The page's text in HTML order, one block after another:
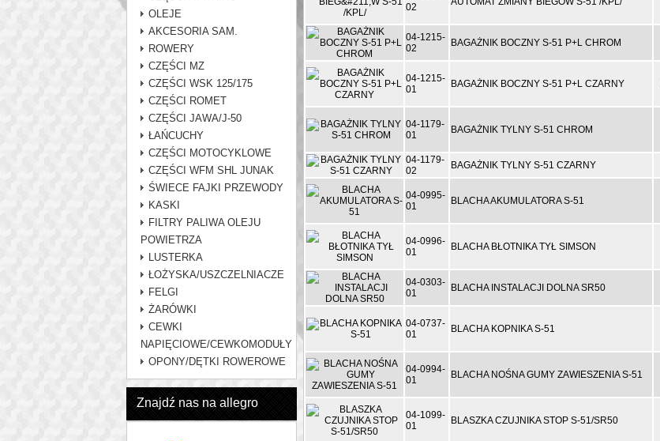
OLEJE
AKCESORIA SAM.
ROWERY
CZĘŚCI MZ
CZĘŚCI WSK 125/175
CZĘŚCI ROMET
CZĘŚCI JAWA/J-50
ŁAŃCUCHY
CZĘŚCI MOTOCYKLOWE
CZĘŚCI WFM SHL JUNAK
ŚWIECE FAJKI PRZEWODY
KASKI
FILTRY PALIWA OLEJU
POWIETRZA
LUSTERKA
ŁOŻYSKA/USZCZELNIACZE
FELGI
ŻARÓWKI
CEWKI
NAPIĘCIOWE/CEWKOMODUŁY
OPONY/DĘTKI ROWEROWE
Znajdź nas na allegro
02
04-1215-
02
BAGAŻNIK BOCZNY S-51 P+L CHROM
04-1215-
01
BAGAŻNIK BOCZNY S-51 P+L CZARNY
04-1179-
01
BAGAŻNIK TYLNY S-51 CHROM
04-1179-
02
BAGAŻNIK TYLNY S-51 CZARNY
04-0995-
01
BLACHA AKUMULATORA S-51
04-0996-
01
BLACHA BŁOTNIKA TYŁ SIMSON
04-0303-
01
BLACHA INSTALACJI DOLNA SR50
04-0737-
01
BLACHA KOPNIKA S-51
04-0994-
01
BLACHA NOŚNA GUMY ZAWIESZENIA S-51
04-1099-
01
BLASZKA CZUJNIKA STOP S-51/SR50